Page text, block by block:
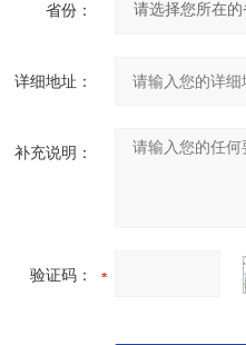
省份：
详细地址：
补充说明：
验证码：